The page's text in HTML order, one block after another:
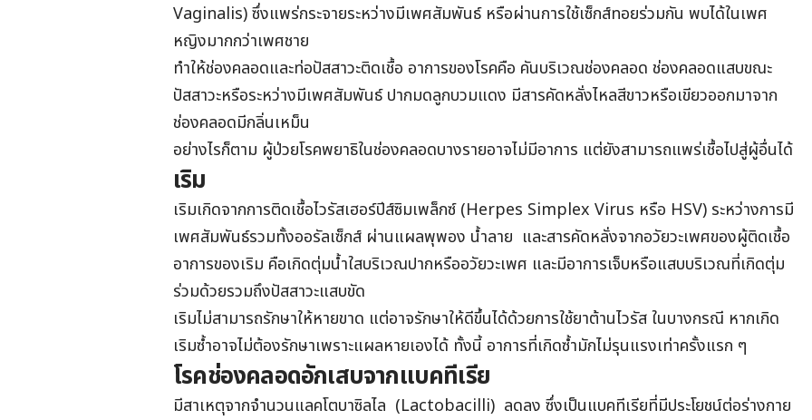
Vaginalis) ซึ่งแพร่กระจายระหว่างมีเพศสัมพันธ์ หรือผ่านการใช้เซ็กส์ทอยร่วมกัน พบได้ในเพศ
หญิงมากกว่าเพศชาย
ทำให้ช่องคลอดและท่อปัสสาวะติดเชื้อ อาการของโรคคือ คันบริเวณช่องคลอด ช่องคลอดแสบขณะ
ปัสสาวะหรือระหว่างมีเพศสัมพันธ์ ปากมดลูกบวมแดง มีสารคัดหลั่งไหลสีขาวหรือเขียวออกมาจาก
ช่องคลอดมีกลิ่นเหม็น
อย่างไรก็ตาม ผู้ป่วยโรคพยาธิในช่องคลอดบางรายอาจไม่มีอาการ แต่ยังสามารถแพร่เชื้อไปสู่ผู้อื่นได้
เริม
เริมเกิดจากการติดเชื้อไวรัสเฮอร์ปีส์ซิมเพล็กซ์ (Herpes Simplex Virus หรือ HSV) ระหว่างการมี
เพศสัมพันธ์รวมทั้งออรัลเซ็กส์ ผ่านแผลพุพอง น้ำลาย และสารคัดหลั่งจากอวัยวะเพศของผู้ติดเชื้อ
อาการของเริม คือเกิดตุ่มน้ำใสบริเวณปากหรืออวัยวะเพศ และมีอาการเจ็บหรือแสบบริเวณที่เกิดตุ่ม
ร่วมด้วยรวมถึงปัสสาวะแสบขัด
เริมไม่สามารถรักษาให้หายขาด แต่อาจรักษาให้ดีขึ้นได้ด้วยการใช้ยาต้านไวรัส ในบางกรณี หากเกิด
เริมซ้ำอาจไม่ต้องรักษาเพราะแผลหายเองได้ ทั้งนี้ อาการที่เกิดซ้ำมักไม่รุนแรงเท่าครั้งแรก ๆ
โรคช่องคลอดอักเสบจากแบคทีเรีย
มีสาเหตุจากจำนวนแลคโตบาซิลไล (Lactobacilli) ลดลง ซึ่งเป็นแบคทีเรียที่มีประโยชน์ต่อร่างกาย